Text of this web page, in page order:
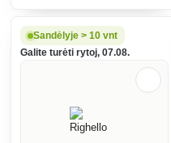
Sandėlyje > 10 vnt
Galite turėti rytoj, 07.08.